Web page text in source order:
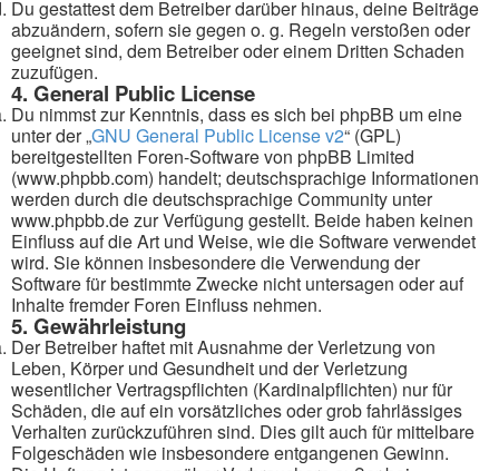
Du gestattest dem Betreiber darüber hinaus, deine Beiträge
abzuändern, sofern sie gegen o. g. Regeln verstoßen oder
geeignet sind, dem Betreiber oder einem Dritten Schaden
zuzufügen.
4. General Public License
Du nimmst zur Kenntnis, dass es sich bei phpBB um eine
unter der „GNU General Public License v2“ (GPL)
bereitgestellten Foren-Software von phpBB Limited
(www.phpbb.com) handelt; deutschsprachige Informationen
werden durch die deutschsprachige Community unter
www.phpbb.de zur Verfügung gestellt. Beide haben keinen
Einfluss auf die Art und Weise, wie die Software verwendet
wird. Sie können insbesondere die Verwendung der
Software für bestimmte Zwecke nicht untersagen oder auf
Inhalte fremder Foren Einfluss nehmen.
5. Gewährleistung
Der Betreiber haftet mit Ausnahme der Verletzung von
Leben, Körper und Gesundheit und der Verletzung
wesentlicher Vertragspflichten (Kardinalpflichten) nur für
Schäden, die auf ein vorsätzliches oder grob fahrlässiges
Verhalten zurückzuführen sind. Dies gilt auch für mittelbare
Folgeschäden wie insbesondere entgangenen Gewinn.